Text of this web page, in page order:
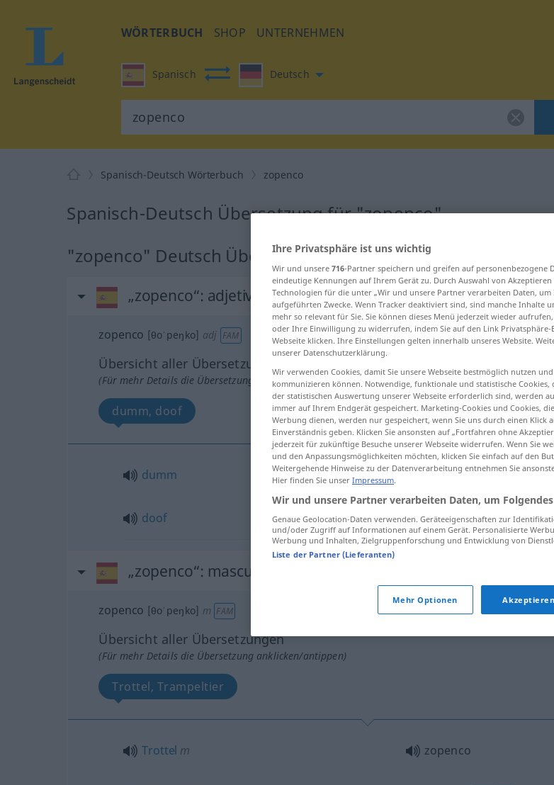
WÖRTERBUCH SHOP UNTERNEHMEN
Spanisch Deutsch
Spanisch-Deutsch Wörterbuch zopenco
Spanisch-Deutsch Übersetzung für "zopenco"
"zopenco" Deutsch Übersetzung
„zopenco“: adjetivo
zopenco [θoˈpeŋko] adj FAM
Übersicht aller Übersetzungen
(Für mehr Details die Übersetzung anklicken/antippen)
dumm, doof
dumm zopenco
doof zopenco FAM
„zopenco“: masculino
zopenco [θoˈpeŋko] m FAM
Übersicht aller Übersetzungen
(Für mehr Details die Übersetzung anklicken/antippen)
Trottel, Trampeltier
Trottel m zopenco
Ihre Privatsphäre ist uns wichtig
Wir und unsere 716-Partner speichern und greifen auf personenbezogene
eindeutige Kennungen auf Ihrem Gerät zu. Durch Auswahl von Akzeptieren
Technologien für die unter „Wir und unsere Partner verarbeiten Daten, um
aufgeführten Zwecke. Wenn Tracker deaktiviert sind, sind manche Inhalte
mehr so relevant für Sie. Sie können dieses Menü jederzeit wieder
oder Ihre Einwilligung zu widerrufen, indem Sie auf den Link
Webseite klicken. Ihre Einstellungen gelten innerhalb unseres Website.
unserer Datenschutzerklärung.
Wir verwenden Cookies, damit Sie unsere Webseite bestmöglich nutzen
kommunizieren können. Notwendige, funktionale und statistische
der statistischen Auswertung unserer Webseite erforderlich sind, werden
immer auf Ihrem Endgerät gespeichert. Marketing-Cookies und Cookies,
Werbung dienen, werden nur gespeichert, wenn Sie uns durch einen Klick
Einverständnis geben. Klicken Sie ansonsten auf „Fortfahren ohne
jederzeit für zukünftige Besuche unserer Webseite widerrufen. Wenn Sie
und den Anpassungsmöglichkeiten möchten, klicken Sie einfach auf den
Weitergehende Hinweise zu der Datenverarbeitung entnehmen Sie
Hier finden Sie unser Impressum.
Wir und unsere Partner verarbeiten Daten, um
Genaue Geolocation-Daten verwenden. Geräteeigenschaften zur
und/oder Zugriff auf Informationen auf einem Gerät. Personalisierte
Werbung und Inhalten, Zielgruppenforschung und Entwicklung von
Liste der Partner (Lieferanten)
Mehr Optionen Akzeptieren